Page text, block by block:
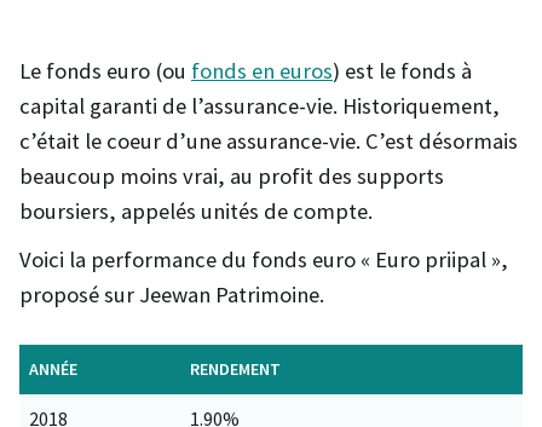
Le fonds euro (ou fonds en euros) est le fonds à
capital garanti de l’assurance-vie. Historiquement,
c’était le coeur d’une assurance-vie. C’est désormais
beaucoup moins vrai, au profit des supports
boursiers, appelés unités de compte.
Voici la performance du fonds euro « Euro priipal »,
proposé sur Jeewan Patrimoine.
ANNÉE RENDEMENT
2018 1.90%